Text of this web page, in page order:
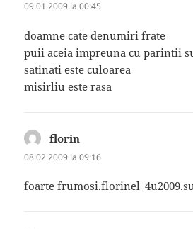
09.01.2009 la 00:45
doamne cate denumiri frate
puii aceia impreuna cu parintii
satinati este culoarea
misirliu este rasa
florin
08.02.2009 la 09:16
foarte